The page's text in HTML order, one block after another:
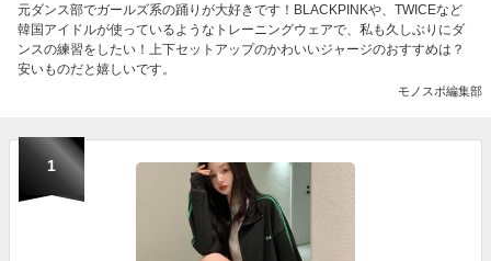
元ダンス部でガールズ系の踊りが大好きです！BLACKPINKや、TWICEなど
韓国アイドルが使っているようなトレーニングウェアで、私も久しぶりにダ
ンスの練習をしたい！上下セットアップのかわいいジャージのおすすめは？
安いものだと嬉しいです。
モノスポ編集部
1